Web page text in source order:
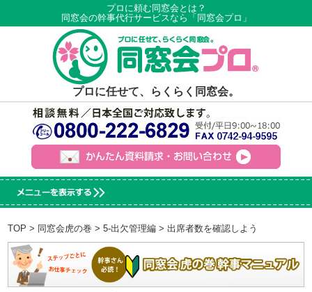
プロに頼む同窓会とは？
同窓会の幹事代行サービスなら「同窓会プロ」
プロに任せて、らくらく同窓会。
TOP > 同窓会虎の巻 >5-出欠管理編 > 出席者数を確認しよう